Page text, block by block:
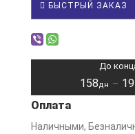
БЫСТРЫЙ ЗАКАЗ
До
158дн – 19
Оплата
Наличными,